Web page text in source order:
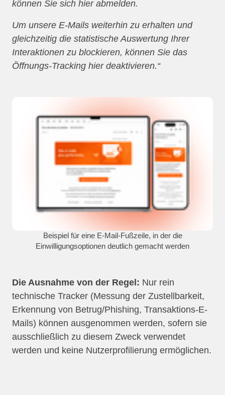
können Sie sich hier abmelden.
Um unsere E-Mails weiterhin zu erhalten und
gleichzeitig die statistische Auswertung Ihrer
Interaktionen zu blockieren, können Sie das
Öffnungs-Tracking hier deaktivieren.“
Beispiel für eine E-Mail-Fußzeile, in der die
Einwilligungsoptionen deutlich gemacht werden
Die Ausnahme von der Regel: Nur rein
technische Tracker (Messung der Zustellbarkeit,
Erkennung von Betrug/Phishing, Transaktions-E-
Mails) können ausgenommen werden, sofern sie
ausschließlich zu diesem Zweck verwendet
werden und keine Nutzerprofilierung ermöglichen.